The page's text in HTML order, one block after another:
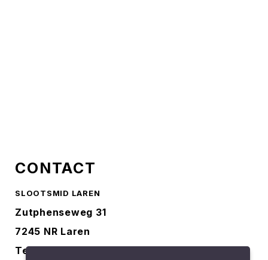
CONTACT
SLOOTSMID LAREN
Zutphenseweg 31
7245 NR Laren
Tel.